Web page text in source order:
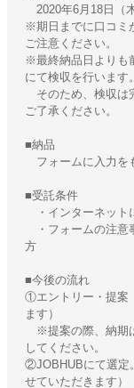
2020年6月18日（
※期日までに口コミ
ご注意ください。
※最終納品日よりも
にて検収を行います。
そのため、検収は
ご了承ください。
■納品
フォームに入力を
■受託条件
・インターネット
・フォームの注意
方
■今後の流れ
①エントリー・提案
ます）
※提案の際、納期
してください。
②JOBHUBにて選定
せていただきます）